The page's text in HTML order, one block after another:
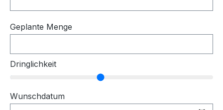
Geplante Menge
Dringlichkeit
Wunschdatum